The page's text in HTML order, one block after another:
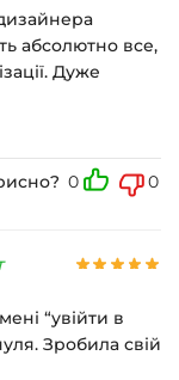
абсолютно все,
Дуже
0 0
“увійти в
Зробила свій